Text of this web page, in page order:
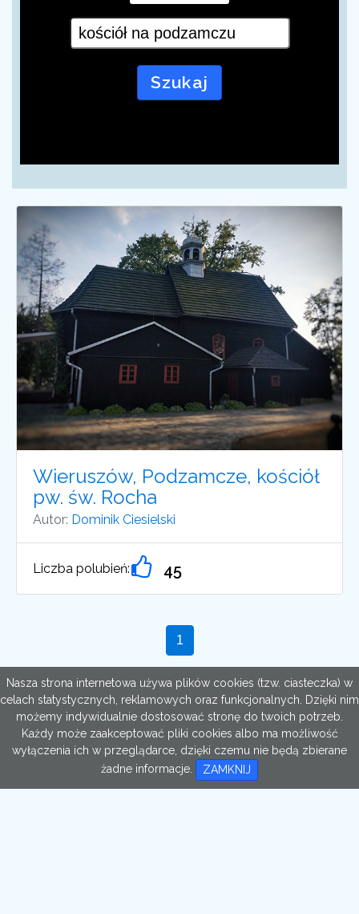
Szukaj
Wieruszów, Podzamcze, kościół
pw. św. Rocha
Autor: Dominik Ciesielski
Liczba polubień: 45
Nasza strona internetowa używa plików cookies (tzw. ciasteczka) w
celach statystycznych, reklamowych oraz funkcjonalnych. Dzięki nim
możemy indywidualnie dostosować stronę do twoich potrzeb.
Każdy może zaakceptować pliki cookies albo ma możliwość
wyłączenia ich w przeglądarce, dzięki czemu nie będą zbierane
żadne informacje.
ZAMKNIJ